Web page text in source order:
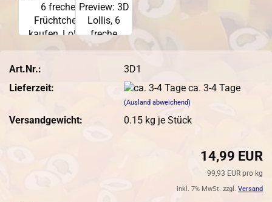
Art.Nr.:
3D1
Lieferzeit:
ca. 3-4 Tage
(Ausland abweichend)
Versandgewicht: 0.15 kg je Stück
14,99 EUR
99,93 EUR pro kg
inkl. 7% MwSt. zzgl. Versand